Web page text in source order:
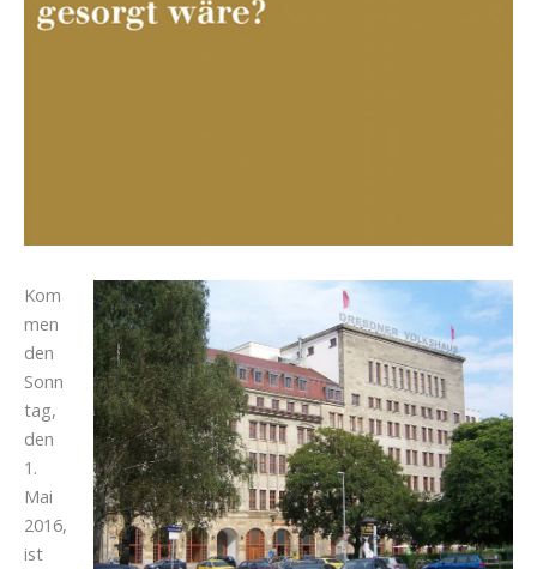
Kom
men
den
Sonn
tag,
den
1.
Mai
2016,
ist